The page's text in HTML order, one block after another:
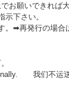
お願いできれば
下さい。
➡再発行の場合
我们不运